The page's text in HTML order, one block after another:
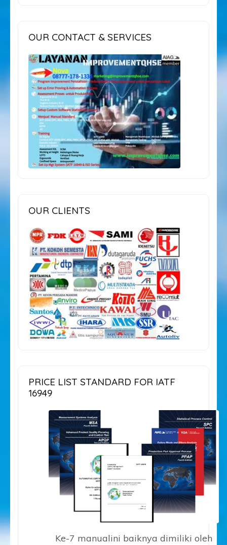
OUR CONTACT & SERVICES
OUR CLIENTS
PRICE LIST STANDARD FOR IATF
16949
Ke-7 manualini baiknya dimiliki oleh